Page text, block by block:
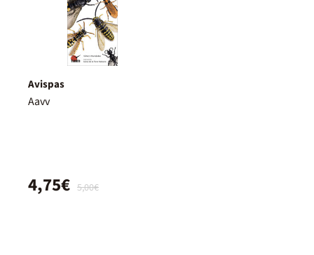
Avispas
Aavv
5,00€
4,75€